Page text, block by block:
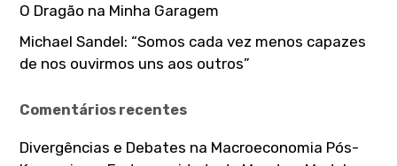
O Dragão na Minha Garagem
Michael Sandel: “Somos cada vez menos capazes
de nos ouvirmos uns aos outros”
Comentários recentes
Divergências e Debates na Macroeconomia Pós-